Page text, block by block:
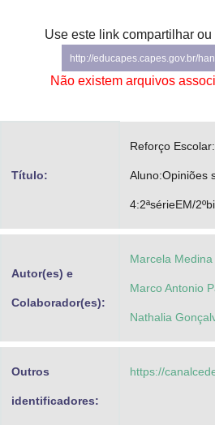
Gabinete de Segurança Institucional
Advocacia-Geral da União
Use este link compartilhar
http://educapes.capes.gov.br/
Não existem arquivos
Título:
Reforço
Aluno:Opiniões
4:2ªsérieEM/
Autor(es) e
Colaborador(es):
Marcela Medina
Marco Antonio
Nathalia
Outros
identificadores:
https://